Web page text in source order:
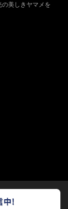
美しきヤマメを